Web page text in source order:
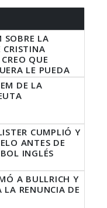
SOBRE LA
CRISTINA
QUE
LE PUEDA
LO QUE
DE LA
CUMPLIÓ Y
ANTES DE
INGLÉS
A BULLRICH Y
LA RENUNCIA DE